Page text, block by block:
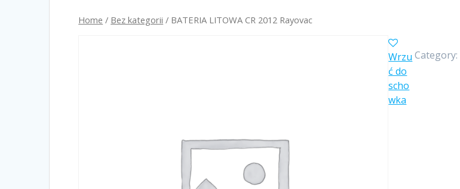
Home / Bez kategorii / BATERIA LITOWA CR 2012 Rayovac
Category:
Wrzu
ć do
scho
wka